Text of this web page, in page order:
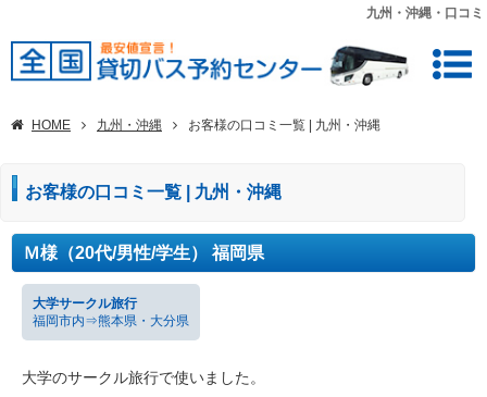
九州・沖縄・口コミ
HOME 九州・沖縄 お客様の口コミ一覧 | 九州・沖縄
お客様の口コミ一覧 | 九州・沖縄
Ｍ様（20代/男性/学生） 福岡県
大学サークル旅行
福岡市内⇒熊本県・大分県
大学のサークル旅行で使いました。